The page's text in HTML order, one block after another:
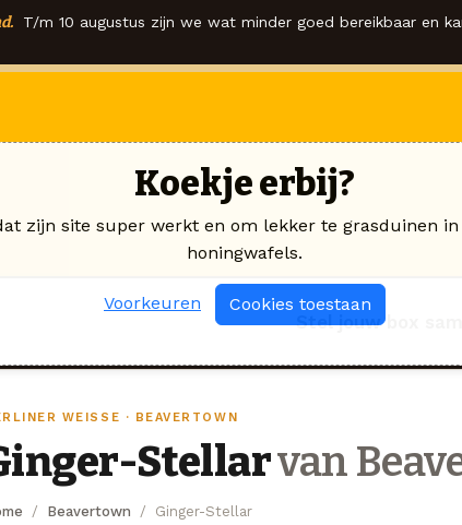
T/m 10 augustus zijn we wat minder goed bereikbaar en
Stel jouw box
WEISSE · BEAVERTOWN
Stellarvan
Beavertown Ginger-Stellar
Koekje erbij?
zijn site super werkt en om lekker te grasduinen
honingwafels.
Voorkeuren Cookies toestaan